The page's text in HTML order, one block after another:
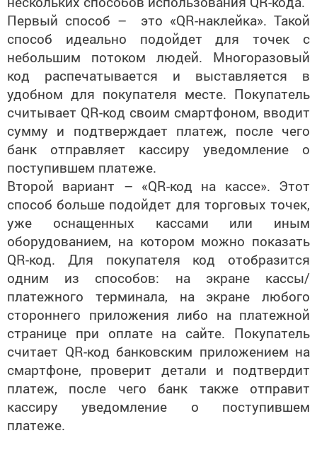
Первый способ – это «QR-наклейка». Такой
способ идеально подойдет для точек с
небольшим потоком людей. Многоразовый
код распечатывается и выставляется в
удобном для покупателя месте. Покупатель
считывает QR-код своим смартфоном, вводит
сумму и подтверждает платеж, после чего
банк отправляет кассиру уведомление о
поступившем платеже.
Второй вариант – «QR-код на кассе». Этот
способ больше подойдет для торговых точек,
уже оснащенных кассами или иным
оборудованием, на котором можно показать
QR-код. Для покупателя код отобразится
одним из способов: на экране кассы/
платежного терминала, на экране любого
стороннего приложения либо на платежной
странице при оплате на сайте. Покупатель
считает QR-код банковским приложением на
смартфоне, проверит детали и подтвердит
платеж, после чего банк также отправит
кассиру уведомление о поступившем
платеже.